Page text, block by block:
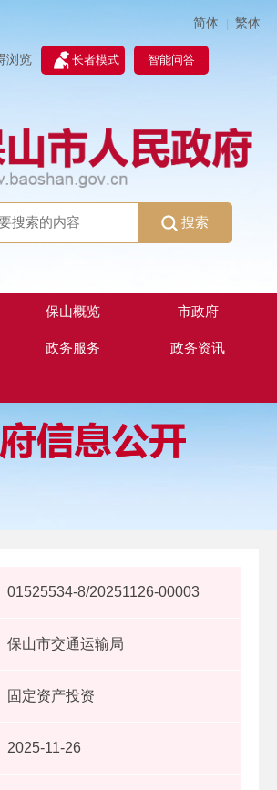
简体 | 繁体
浏览 长者模式 智能问答
搜索
保山概览 市政府
政务服务 政务资讯
01525534-8/20251126-00003
保山市交通运输局
固定资产投资
2025-11-26